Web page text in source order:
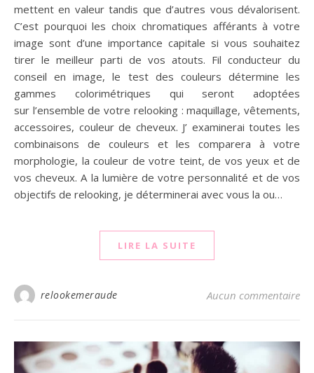
mettent en valeur tandis que d’autres vous dévalorisent.
C’est pourquoi les choix chromatiques afférants à votre
image sont d’une importance capitale si vous souhaitez
tirer le meilleur parti de vos atouts. Fil conducteur du
conseil en image, le test des couleurs détermine les
gammes colorimétriques qui seront adoptées
sur l’ensemble de votre relooking : maquillage, vêtements,
accessoires, couleur de cheveux. J’ examinerai toutes les
combinaisons de couleurs et les comparera à votre
morphologie, la couleur de votre teint, de vos yeux et de
vos cheveux. A la lumière de votre personnalité et de vos
objectifs de relooking, je déterminerai avec vous la ou…
LIRE LA SUITE
relookemeraude Aucun commentaire